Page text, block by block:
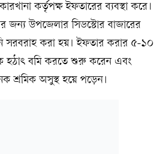
কর্তৃপক্ষ ইফতারের ব্যবস্থা করে।
উপজেলার সিডস্টোর বাজারের
সরবরাহ করা হয়। ইফতার করার ৫-১০
হঠাৎ বমি করতে শুরু করেন এবং
শ্রমিক অসুস্থ হয়ে পড়েন।